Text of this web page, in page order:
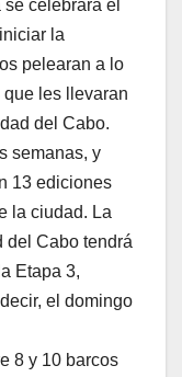
celebrará el
la
pelearan a lo
que les llevaran
del Cabo.
semanas, y
13 ediciones
la ciudad. La
del Cabo tendrá
Etapa 3,
el domingo
8 y 10 barcos